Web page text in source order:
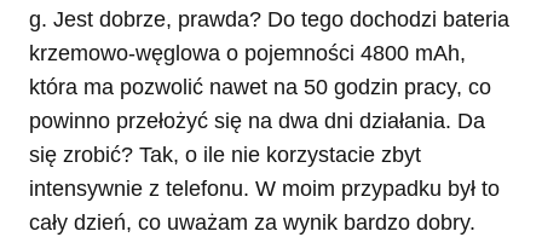
g. Jest dobrze, prawda? Do tego dochodzi bateria
krzemowo-węglowa o pojemności 4800 mAh,
która ma pozwolić nawet na 50 godzin pracy, co
powinno przełożyć się na dwa dni działania. Da
się zrobić? Tak, o ile nie korzystacie zbyt
intensywnie z telefonu. W moim przypadku był to
cały dzień, co uważam za wynik bardzo dobry.